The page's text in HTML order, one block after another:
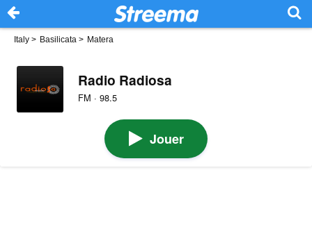
Italy > Basilicata > Matera
Radio Radiosa
FM · 98.5
Jouer